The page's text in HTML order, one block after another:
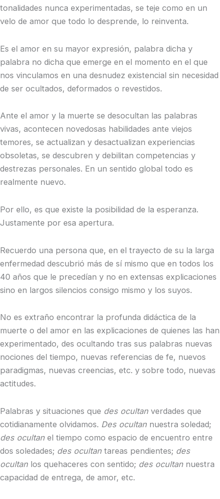
tonalidades nunca experimentadas, se teje como en un
velo de amor que todo lo desprende, lo reinventa.
Es el amor en su mayor expresión, palabra dicha y
palabra no dicha que emerge en el momento en el que
nos vinculamos en una desnudez existencial sin necesidad
de ser ocultados, deformados o revestidos.
Ante el amor y la muerte se desocultan las palabras
vivas, acontecen novedosas habilidades ante viejos
temores, se actualizan y desactualizan experiencias
obsoletas, se descubren y debilitan competencias y
destrezas personales. En un sentido global todo es
realmente nuevo.
Por ello, es que existe la posibilidad de la esperanza.
Justamente por esa apertura.
Recuerdo una persona que, en el trayecto de su la larga
enfermedad descubrió más de sí mismo que en todos los
40 años que le precedían y no en extensas explicaciones
sino en largos silencios consigo mismo y los suyos.
No es extraño encontrar la profunda didáctica de la
muerte o del amor en las explicaciones de quienes las han
experimentado, des ocultando tras sus palabras nuevas
nociones del tiempo, nuevas referencias de fe, nuevos
paradigmas, nuevas creencias, etc. y sobre todo, nuevas
actitudes.
Palabras y situaciones que des ocultan verdades que
cotidianamente olvidamos. Des ocultan nuestra soledad;
des ocultan el tiempo como espacio de encuentro entre
dos soledades; des ocultan tareas pendientes; des
ocultan los quehaceres con sentido; des ocultan nuestra
capacidad de entrega, de amor, etc.